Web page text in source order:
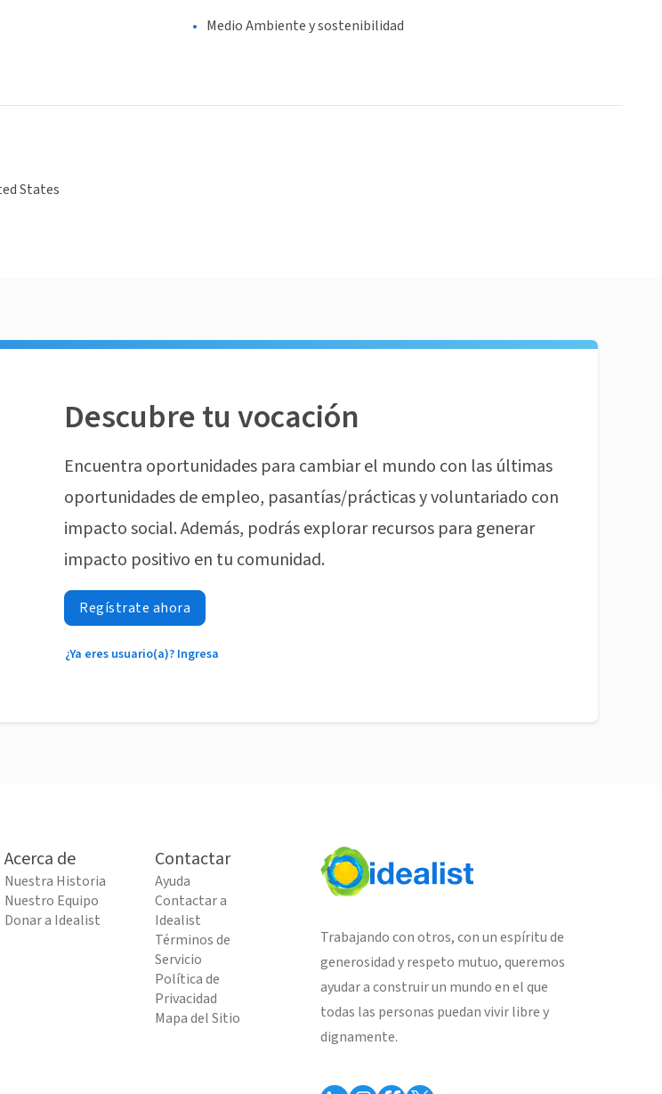
Medio Ambiente y sostenibilidad
States
Descubre tu vocación
Encuentra oportunidades para cambiar el mundo con las últimas
oportunidades de empleo, pasantías/prácticas y voluntariado con
impacto social. Además, podrás explorar recursos para generar
impacto positivo en tu comunidad.
Regístrate ahora
¿Ya eres usuario(a)? Ingresa
Acerca de
Nuestra Historia
Nuestro Equipo
Donar a Idealist
Contactar
Ayuda
Contactar a
Idealist
Términos de
Servicio
Política de
Privacidad
Mapa del Sitio
Trabajando con otros, con un espíritu de
generosidad y respeto mutuo, queremos
ayudar a construir un mundo en el que
todas las personas puedan vivir libre y
dignamente.